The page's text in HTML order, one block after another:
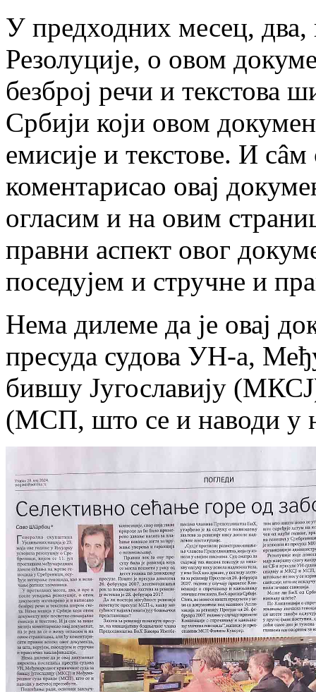
У предходних месец, два,
Резолуције, о овом
безброј речи и текстова
Србији који овом
емисије и текстове. И
коментарисао овај
огласим и на овим
правни аспект овог
поседујем и стручне и
Нема дилеме да је овај
пресуда судова УН-а,
бившу Југославију
(МСП, што се и наводи у